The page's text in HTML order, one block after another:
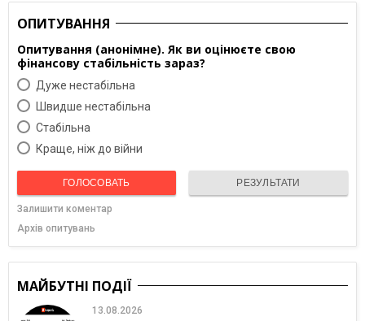
ОПИТУВАННЯ
Опитування (анонімне). Як ви оцінюєте свою
фінансову стабільність зараз?
Дуже нестабільна
Швидше нестабільна
Cтабільна
Краще, ніж до війни
ГОЛОСОВАТЬ РЕЗУЛЬТАТИ
Залишити коментар
Архів опитувань
МАЙБУТНІ ПОДІЇ
13.08.2026